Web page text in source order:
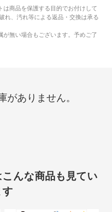
商品を保護する目的でお付けして
れ、汚れ等による返品・交換は承る
が無い場合もございます。予めご了
がありません。
んな商品も見てい
す